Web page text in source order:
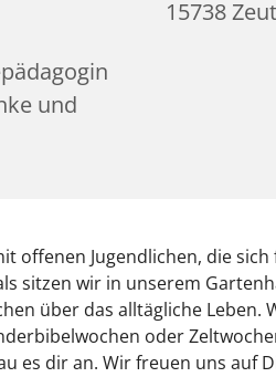
15738
und
offenen Jugendlichen, die
sitzen wir in unserem
über das alltägliche Leben.
oder
es dir an. Wir freuen uns auf